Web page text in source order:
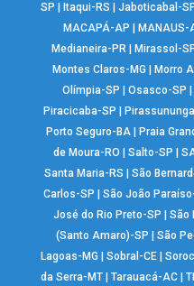
SP
Itaqui-RS |Jaboticabal-
MACAPÁ-AP
MANAUS-
Medianeira-PR
Mirassol-
Montes Claros-MG
Morro
Olímpia-SP
|Osasco-SP
Piracicaba-SP
Porto Seguro-BA| Praia
de Moura-RO
|Salto-SP |
Santa Maria-RS
São
Carlos-SP
São João
José do Rio Preto-SP
São
(Santo Amaro)-SP
São
Lagoas-MG
|Sobral-CE |
da Serra-MT| Tarauacá-AC|